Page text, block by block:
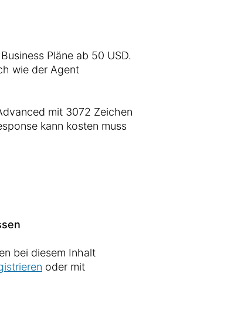
Pläne ab 50 USD.
wie der Agent
mit 3072 Zeichen
kann kosten muss
bei diesem Inhalt
oder mit